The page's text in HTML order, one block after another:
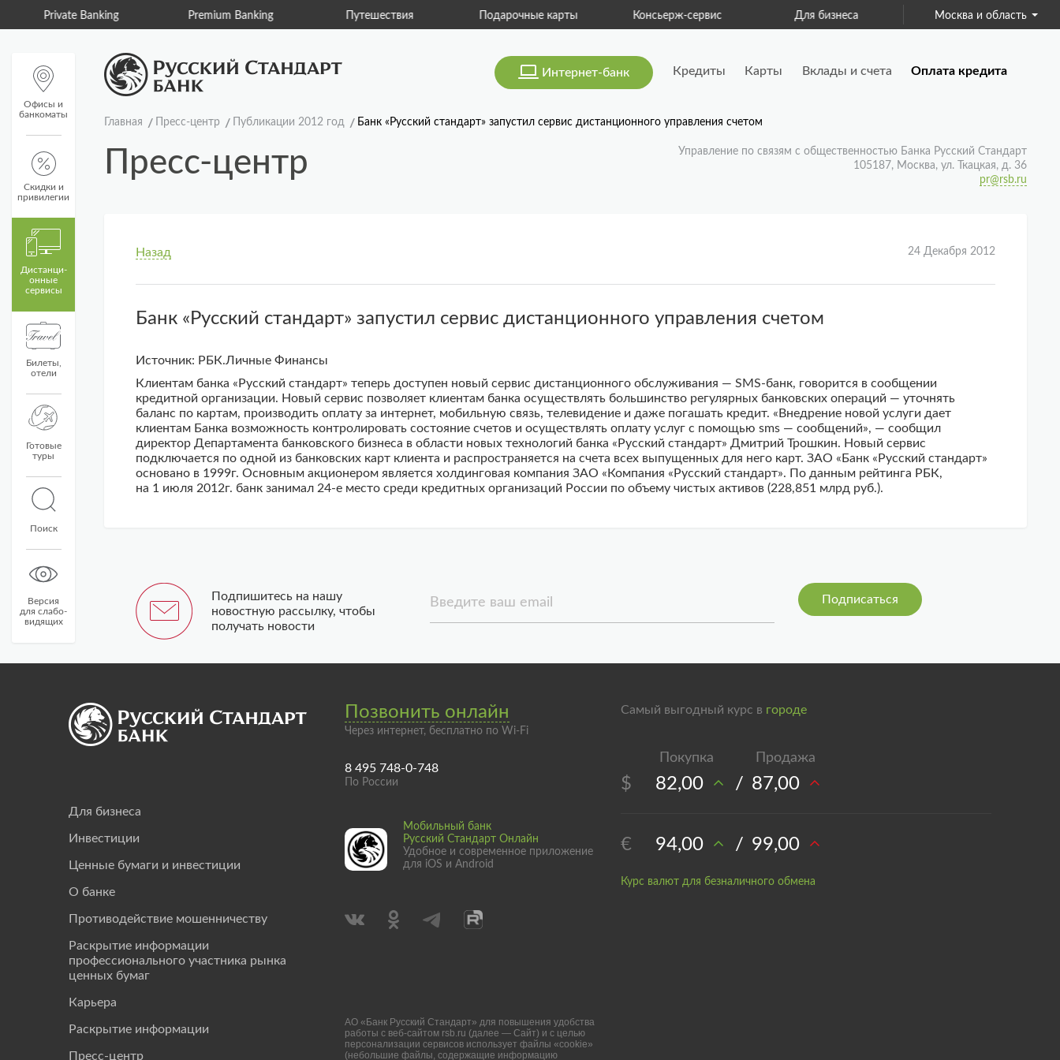
Private Banking Premium Banking Путешествия Подарочные карты Консьерж-сервис Для бизнеса Страхование
Москва и область
Офисы и
банкоматы
Скидки и
привилегии
Дистанци­
онные
сервисы
Билеты,
отели
Готовые
туры
Поиск
Версия
для слабо-
видящих
Интернет-банк Кредиты Карты Вклады и счета Оплата кредита
Главная Пресс-центр Публикации 2012 год Банк «Русский стандарт» запустил сервис дистанционного управления счетом
Пресс-центр
Управление по связям с общественностью Банка Русский Стандарт
105187, Москва, ул. Ткацкая, д. 36
pr@rsb.ru
Назад 24 Декабря 2012
Банк «Русский стандарт» запустил сервис дистанционного управления счетом
Источник: РБК.Личные Финансы
Клиентам банка «Русский стандарт» теперь доступен новый сервис дистанционного обслуживания — SMS-банк, говорится в сообщении
кредитной организации. Новый сервис позволяет клиентам банка осуществлять большинство регулярных банковских операций — уточнять
баланс по картам, производить оплату за интернет, мобильную связь, телевидение и даже погашать кредит. «Внедрение новой услуги дает
клиентам Банка возможность контролировать состояние счетов и осуществлять оплату услуг с помощью sms — сообщений», — сообщил
директор Департамента банковского бизнеса в области новых технологий банка «Русский стандарт» Дмитрий Трошкин. Новый сервис
подключается по одной из банковских карт клиента и распространяется на счета всех выпущенных для него карт. ЗАО «Банк «Русский стандарт»
основано в 1999г. Основным акционером является холдинговая компания ЗАО «Компания «Русский стандарт». По данным рейтинга РБК,
на 1 июля 2012г. банк занимал 24-е место среди кредитных организаций России по объему чистых активов (228,851 млрд руб.).
Подпишитесь на нашу
новостную рассылку, чтобы
получать новости
Введите ваш email
Позвонить онлайн
Через интернет, бесплатно по Wi-Fi
8 495 748-0-748
По России
Для бизнеса
Инвестиции
Ценные бумаги и инвестиции
О банке
Противодействие мошенничеству
Раскрытие информации
профессионального участника рынка
ценных бумаг
Карьера
Раскрытие информации
Пресс-центр
Мобильный банк
Русский Стандарт Онлайн
Удобное и современное приложение
для iOS и Android
АО «Банк Русский Стандарт» для повышения удобства
работы с веб-сайтом rsb.ru (далее — Сайт) и с целью
персонализации сервисов использует файлы «cookie»
(небольшие файлы, содержащие информацию
Самый выгодный курс в городе
$ 82,00 / 87,00
€ 94,00 / 99,00
Курс валют для безналичного обмена